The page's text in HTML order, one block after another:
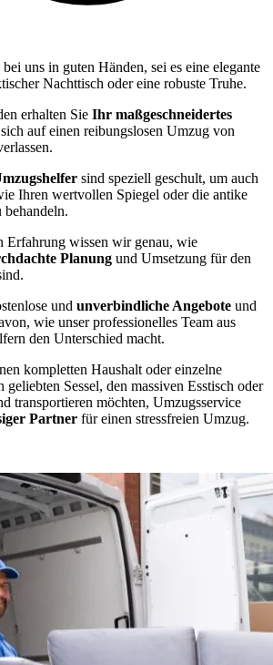
uns in guten Händen, sei es eine elegante
Nachttisch oder eine robuste Truhe.
erhalten Sie Ihr maßgeschneidertes
auf einen reibungslosen Umzug von
sind speziell geschult, um auch
Ihren wertvollen Spiegel oder die antike
behandeln.
Erfahrung wissen wir genau, wie
Planung und Umsetzung für den
und unverbindliche Angebote und
wie unser professionelles Team aus
den Unterschied macht.
kompletten Haushalt oder einzelne
Sessel, den massiven Esstisch oder
transportieren möchten, Umzugsservice
Partner für einen stressfreien Umzug.